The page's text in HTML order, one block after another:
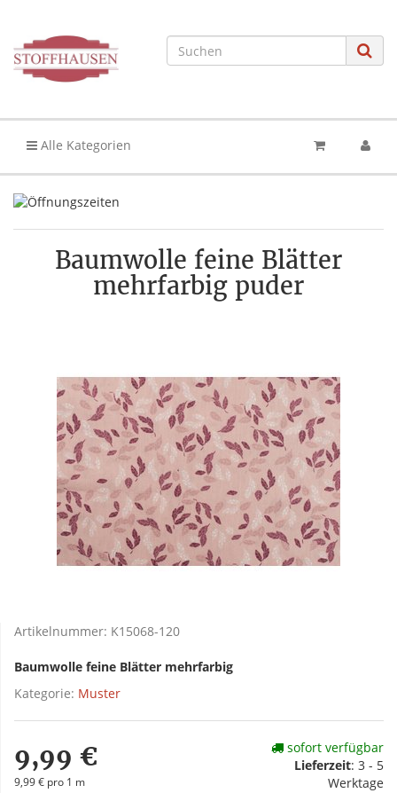
Alle Kategorien
Baumwolle feine Blätter
mehrfarbig puder
Artikelnummer: K15068-120
Baumwolle feine Blätter mehrfarbig
Kategorie: Muster
9,99 €
9,99 € pro 1 m
sofort verfügbar
Lieferzeit: 3 - 5
Werktage